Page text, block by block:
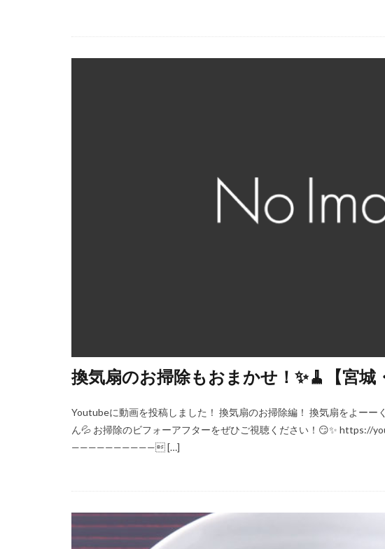
換気扇のお掃除もおまかせ！✨🧹【宮城
Youtubeに動画を投稿しました！ 換気扇のお掃除編！ 換気扇をよー
ん💦 お掃除のビフォーアフターをぜひご視聴ください！😏✨ https://
—————————— […]